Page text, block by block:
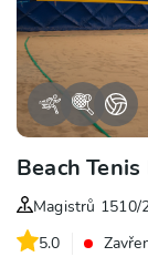
Beach
Magistrů 1510/
5.0